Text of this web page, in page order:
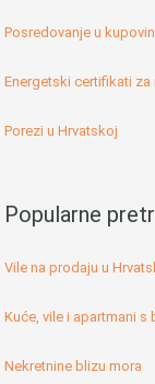
Posredovanje u
Energetski certifikati za
Porezi u Hrvatskoj
Popularne
Vile na prodaju u
Kuće, vile i apartmani s
Nekretnine blizu mora